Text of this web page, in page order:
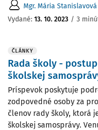
Mgr. Mária Stanislavová
Vydané: 13. 10. 2023 / 3
ČLÁNKY
Rada školy -
školskej
Príspevok poskytuje
zodpovedné osoby za
členov rady školy, ktorá
školskej samosprávy.